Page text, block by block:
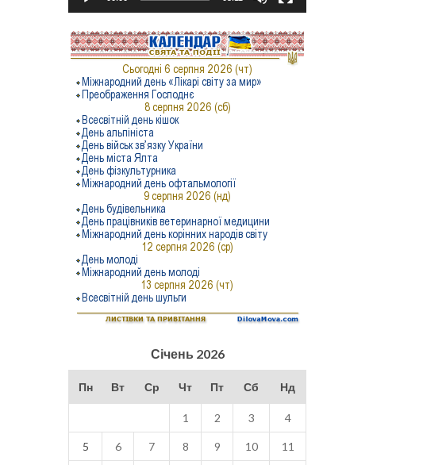
Січень 2026
Пн Вт Ср Чт Пт Сб Нд
1 2 3 4
5 6 7 8 9 10 11